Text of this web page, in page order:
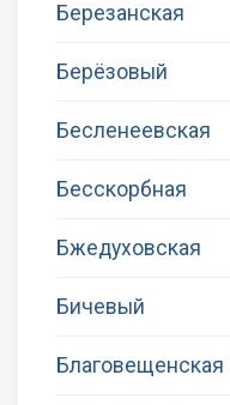
Березанская
Берёзовый
Бесленеевская
Бесскорбная
Бжедуховская
Бичевый
Благовещенская